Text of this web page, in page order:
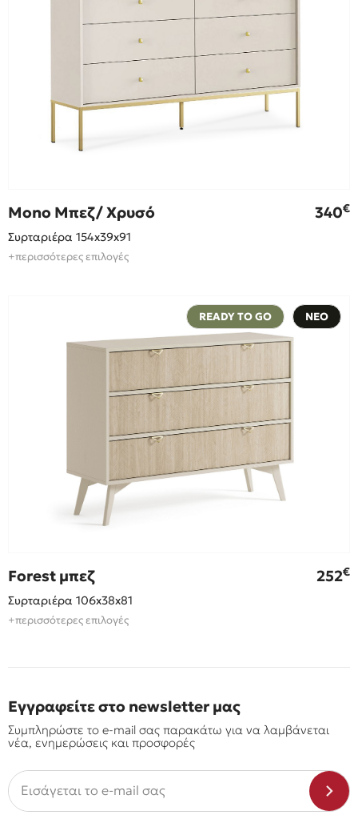
Mono Μπεζ/ Χρυσό 340€
Συρταριέρα 154x39x91
+περισσότερες επιλογές
READY TO GO ΝΕΟ
Forest μπεζ 252€
Συρταριέρα 106x38x81
+περισσότερες επιλογές
Εγγραφείτε στο newsletter μας
Συμπληρώστε το e-mail σας παρακάτω για να λαμβάνεται
νέα, ενημερώσεις και προσφορές